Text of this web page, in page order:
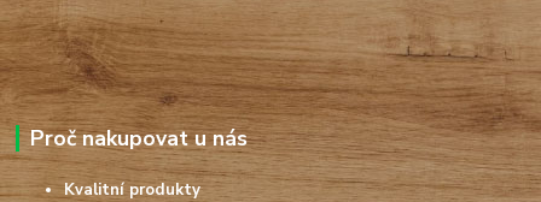
Proč nakupovat u nás
Kvalitní produkty